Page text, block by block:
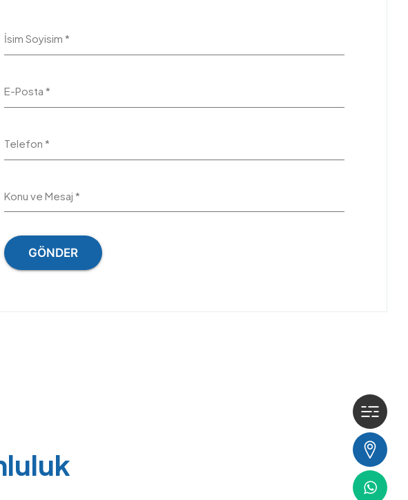
İsim Soyisim *
E-Posta *
Telefon *
Konu ve Mesaj *
GÖNDER